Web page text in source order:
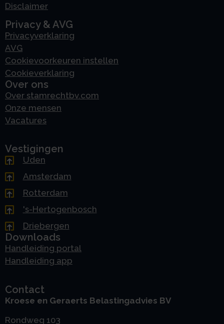
Disclaimer
Privacy & AVG
Privacyverklaring
AVG
Cookievoorkeuren instellen
Cookieverklaring
Over ons
Over stamrechtbv.com
Onze mensen
Vacatures
Vestigingen
Uden
Amsterdam
Rotterdam
's-Hertogenbosch
Driebergen
Downloads
Handleiding portal
Handleiding app
Contact
Kroese en Geraerts Belastingadvies BV
Rondweg 103